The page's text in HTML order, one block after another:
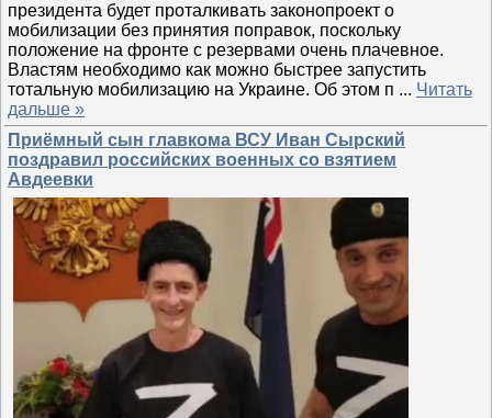
президента будет проталкивать законопроект о
мобилизации без принятия поправок, поскольку
положение на фронте с резервами очень плачевное.
Властям необходимо как можно быстрее запустить
тотальную мобилизацию на Украине. Об этом п ... Читать
дальше »
Приёмный сын главкома ВСУ Иван Сырский
поздравил российских военных со взятием
Авдеевки